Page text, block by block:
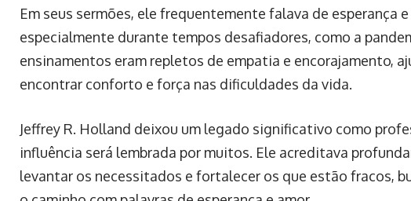
Em seus sermões, ele frequentemente falava de esperança
especialmente durante tempos desafiadores, como a
ensinamentos eram repletos de empatia e encorajamento,
encontrar conforto e força nas dificuldades da vida.
Jeffrey R. Holland deixou um legado significativo como
influência será lembrada por muitos. Ele acreditava
levantar os necessitados e fortalecer os que estão fracos,